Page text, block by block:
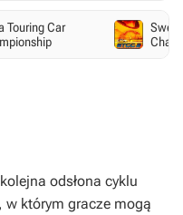
Touring Car
odsłona cyklu
którym gracze mogą